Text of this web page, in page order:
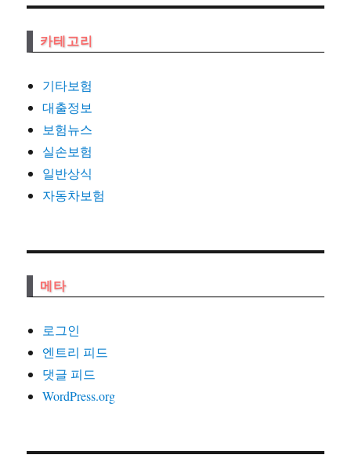
카테고리
기타보험
대출정보
보험뉴스
실손보험
일반상식
자동차보험
메타
로그인
엔트리 피드
댓글 피드
WordPress.org